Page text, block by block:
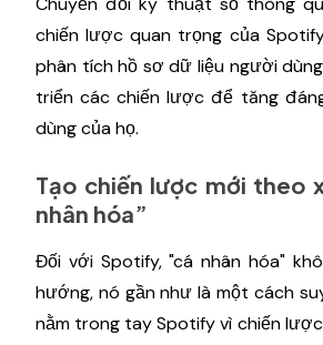
chiến lược quan trọng của
phân tích hồ sơ dữ liệu người
triển các chiến lược để tăng
dùng của họ.
Tạo chiến lược mới theo
nhân hóa”
Đối với Spotify, "cá nhân hóa"
hướng, nó gần như là một cách
nằm trong tay Spotify vì chiến